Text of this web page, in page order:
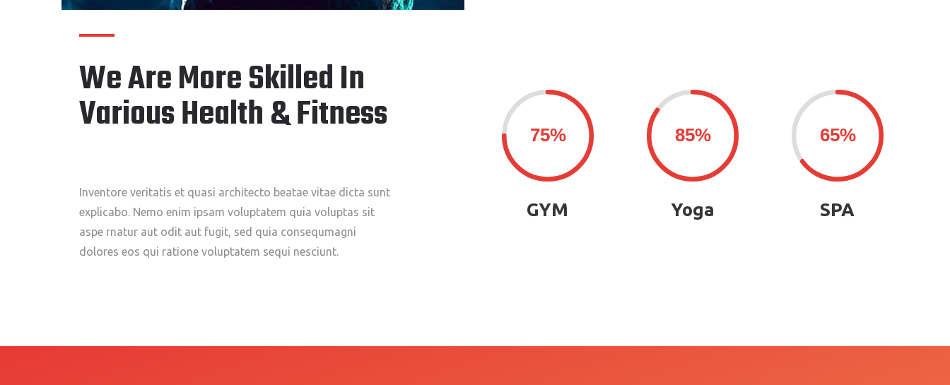
We Are More Skilled In
Various Health & Fitness
Inventore veritatis et quasi architecto beatae vitae dicta sunt
explicabo. Nemo enim ipsam voluptatem quia voluptas sit
aspe rnatur aut odit aut fugit, sed quia consequmagni
dolores eos qui ratione voluptatem sequi nesciunt.
GYM Yoga SPA